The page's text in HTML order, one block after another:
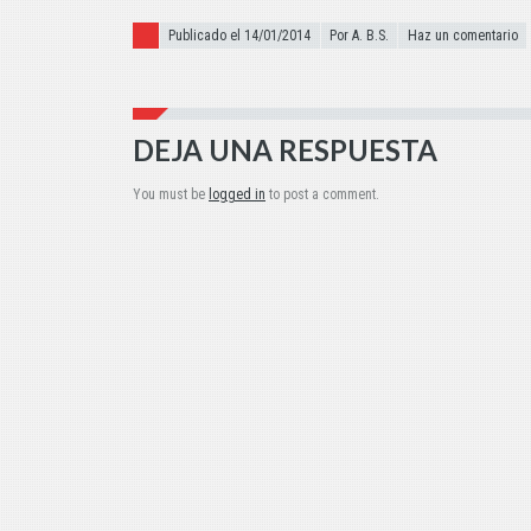
Publicado el
Publicado el 14/01/2014 Por A. B.S. Haz un comentario
DEJA UNA RESPUESTA
You must be logged in to post a comment.